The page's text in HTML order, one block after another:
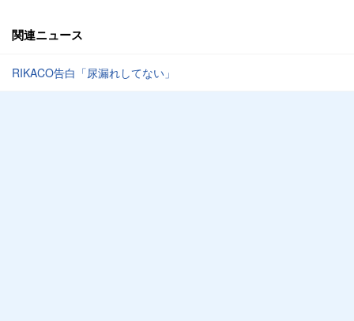
関連ニュース
RIKACO告白「尿漏れしてない」